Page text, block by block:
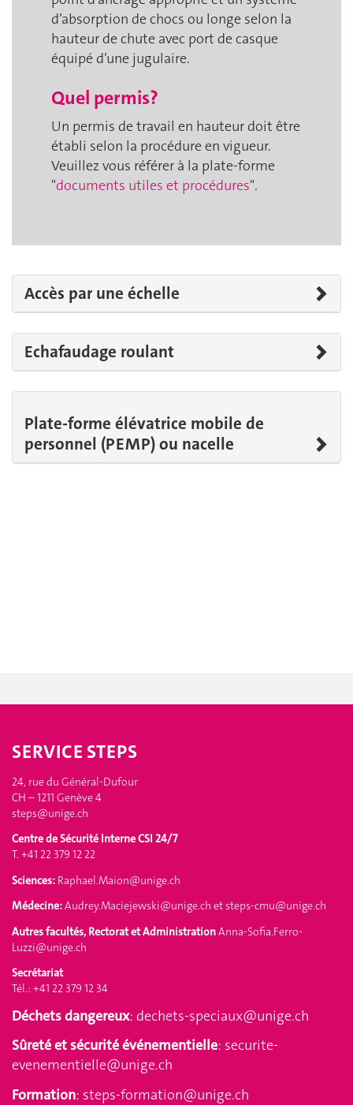
d’absorption de chocs ou longe selon la
hauteur de chute avec port de casque
équipé d’une jugulaire.
Quel permis?
Un permis de travail en hauteur doit être
établi selon la procédure en vigueur.
Veuillez vous référer à la plate-forme
"documents utiles et procédures".
Accès par une échelle
Echafaudage roulant
Plate-forme élévatrice mobile de
personnel (PEMP) ou nacelle
SERVICE STEPS
24, rue du Général-Dufour
CH – 1211 Genève 4
steps@unige.ch
Centre de Sécurité Interne CSI 24/7
T. +41 22 379 12 22
Sciences: Raphael.Maion@unige.ch
Médecine:Audrey.Maciejewski@unige.ch etsteps-cmu@unige.ch
Autres facultés, Rectorat et AdministrationAnna-Sofia.Ferro-
Luzzi@unige.ch
Secrétariat
Tél.: +41 22 379 12 34
Déchets dangereux: dechets-speciaux@unige.ch
Sûreté et sécurité événementielle: securite-
evenementielle@unige.ch
Formation: steps-formation@unige.ch